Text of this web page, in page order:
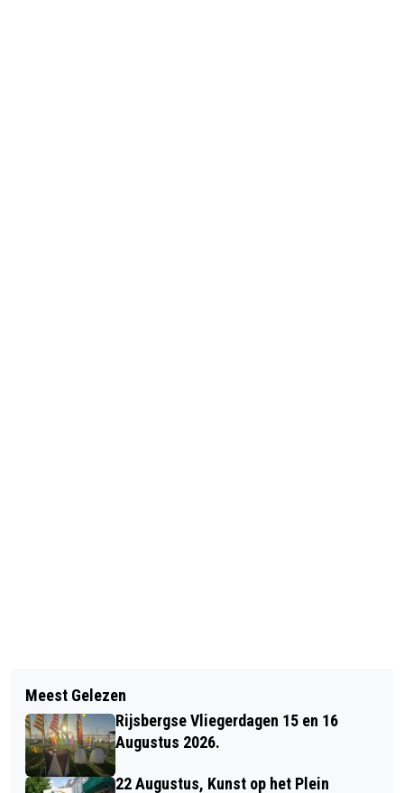
MAIKEL BOON UIT BERGEN OP ZOOM
OP PLAATS 2 VAN PVV-
KANDIDATENLIJST
BENOOZ GOES CARNAVAL
Meest Gelezen
Rijsbergse Vliegerdagen 15 en 16
Augustus 2026.
22 Augustus, Kunst op het Plein